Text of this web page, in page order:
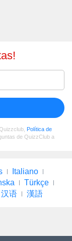
Política de
de QuizzClub a
Italiano
Türkçe
汉语 漢語